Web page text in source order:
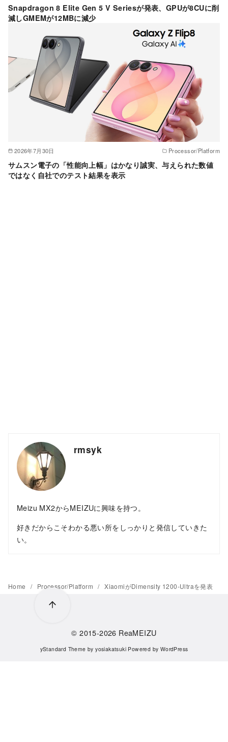
Snapdragon 8 Elite Gen 5 V Seriesが発表、GPUが8CUに削
減しGMEMが12MBに減少
2026年7月30日 Processor/Platform
サムスン電子の「性能向上幅」はかなり誠実、与えられた数値
ではなく自社でのテスト結果を表示
rmsyk
Meizu MX2からMEIZUに興味を持つ。
好きだからこそわかる悪い所をしっかりと発信していきた
い。
Home Processor/Platform XiaomiがDimensity 1200-Ultraを発表
© 2015-2026 ReaMEIZU
yStandard Theme byyosiakatsuki Powered by WordPress